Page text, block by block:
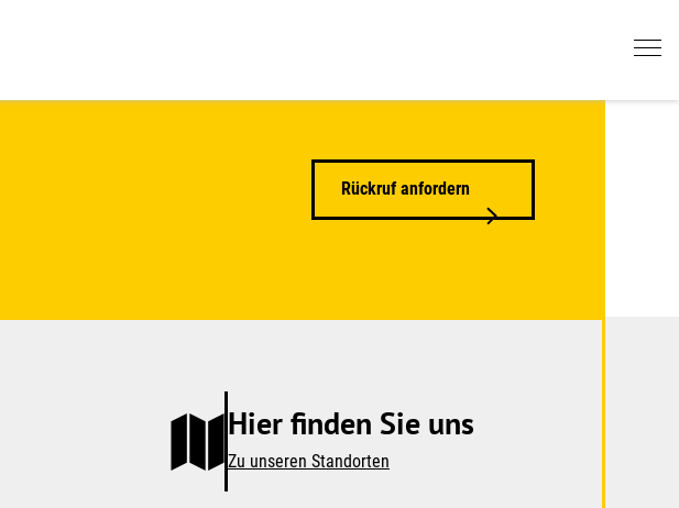
Rückruf anfordern
Hier finden Sie uns
Zu unseren Standorten